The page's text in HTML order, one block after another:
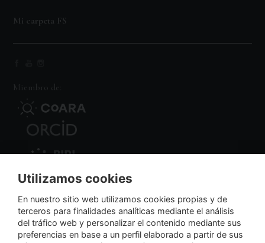
Mi carpeta FS
Miembro de:
Nodo Regional
NextGenerationEU
Utilizamos cookies
En nuestro sitio web utilizamos cookies propias y de
terceros para finalidades analíticas mediante el análisis
del tráfico web y personalizar el contenido mediante sus
preferencias en base a un perfil elaborado a partir de sus